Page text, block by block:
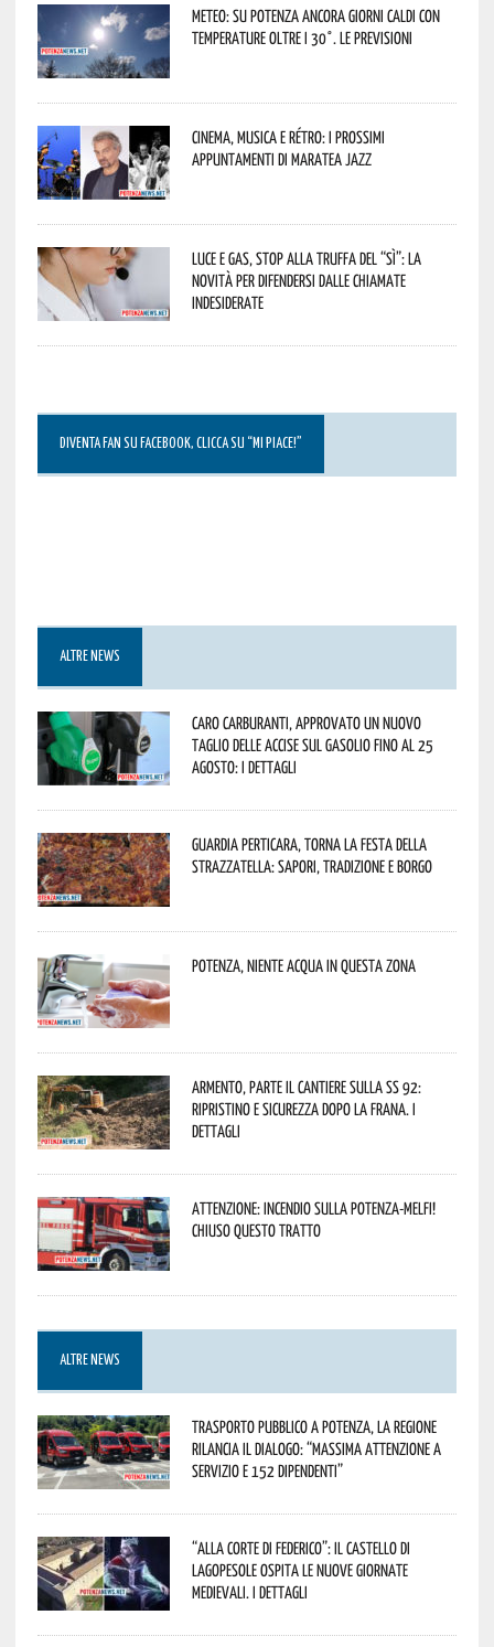
Meteo: su Potenza ancora giorni caldi con
temperature oltre i 30°. Le previsioni
Cinema, musica e rétro: i prossimi
appuntamenti di Maratea Jazz
Luce e gas, stop alla truffa del “Sì”: la
novità per difendersi dalle chiamate
indesiderate
DIVENTA FAN SU FACEBOOK, CLICCA SU “MI PIACE!”
ALTRE NEWS
Caro carburanti, approvato un nuovo
taglio delle accise sul gasolio fino al 25
agosto: i dettagli
Guardia Perticara, torna la Festa della
Strazzatella: sapori, tradizione e borgo
Potenza, niente acqua in questa zona
Armento, parte il cantiere sulla SS 92:
ripristino e sicurezza dopo la frana. I
dettagli
Attenzione: incendio sulla Potenza-Melfi!
Chiuso questo tratto
ALTRE NEWS
Trasporto pubblico a Potenza, la Regione
rilancia il dialogo: “Massima attenzione a
servizio e 152 dipendenti”
“Alla corte di Federico”: il Castello di
Lagopesole ospita le nuove Giornate
Medievali. I dettagli